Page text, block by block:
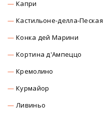
Капри
Кастильоне-делла-Пеская
Конка дей Марини
Кортина д'Ампеццо
Кремолино
Курмайор
Ливиньо